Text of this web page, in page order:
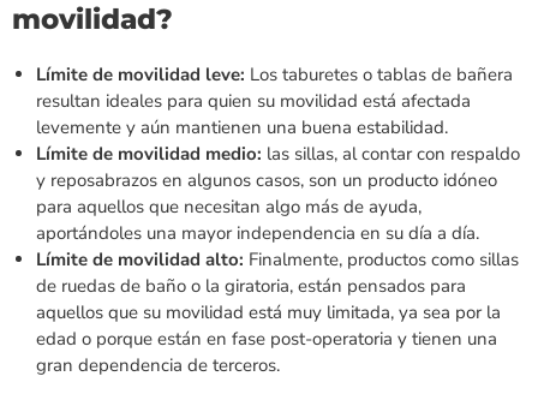
movilidad?
Límite de movilidad leve: Los taburetes o tablas de bañera
resultan ideales para quien su movilidad está afectada
levemente y aún mantienen una buena estabilidad.
Límite de movilidad medio: las sillas, al contar con respaldo
y reposabrazos en algunos casos, son un producto idóneo
para aquellos que necesitan algo más de ayuda,
aportándoles una mayor independencia en su día a día.
Límite de movilidad alto: Finalmente, productos como sillas
de ruedas de baño o la giratoria, están pensados para
aquellos que su movilidad está muy limitada, ya sea por la
edad o porque están en fase post-operatoria y tienen una
gran dependencia de terceros.